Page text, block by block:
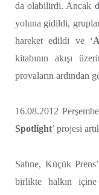
da olabilirdi. Ancak
yoluna gidildi,
hareket edildi ve ‘
kitabının akışı
provaların ardından
16.08.2012
Spotlight’ projesi
Sahne, Küçük
birlikte halkın